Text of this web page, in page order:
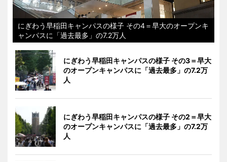
にぎわう早稲田キャンパスの様子 その4＝早大のオープンキ
ャンパスに「過去最多」の7.2万人
にぎわう早稲田キャンパスの様子 その3＝早大
のオープンキャンパスに「過去最多」の7.2万
人
にぎわう早稲田キャンパスの様子 その2＝早大
のオープンキャンパスに「過去最多」の7.2万
人